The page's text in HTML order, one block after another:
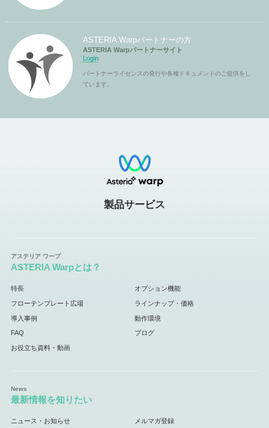
ASTERIA Warpパートナーの方
ASTERIA Warpパートナーサイト
Login
パートナーライセンスの発行や各種ドキュメントのご提供をし
ています。
製品サービス
ASTERIA Warpとは？
特長 オプション機能
フローテンプレート広場 ラインナップ・価格
導入事例 動作環境
FAQ ブログ
お役立ち資料・動画
最新情報を知りたい
ニュース・お知らせ メルマガ登録